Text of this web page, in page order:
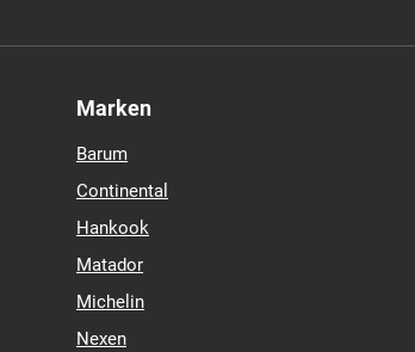
Marken
Barum
Continental
Hankook
Matador
Michelin
Nexen